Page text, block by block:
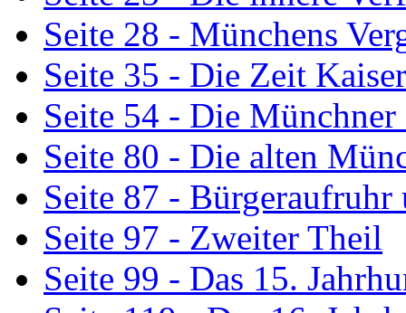
Seite 28 - Münchens
Seite 35 - Die Zeit
Seite 54 - Die
Seite 80 - Die alten
Seite 87 -
Seite 97 - Zweiter Theil
Seite 99 - Das 15.